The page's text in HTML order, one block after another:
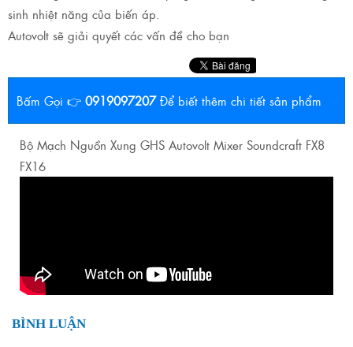
sinh nhiệt năng của biến áp.
Autovolt sẽ giải quyết các vấn đề cho bạn
Bấm Gọi 👉 0919097207 Để biết thêm chi tiết sản phẩm
Bộ Mạch Nguồn Xung GHS Autovolt Mixer Soundcraft FX8
FX16
BÌNH LUẬN